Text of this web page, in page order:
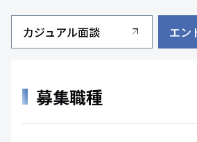
カジュアル面談 arrow_outward エン
募集職種